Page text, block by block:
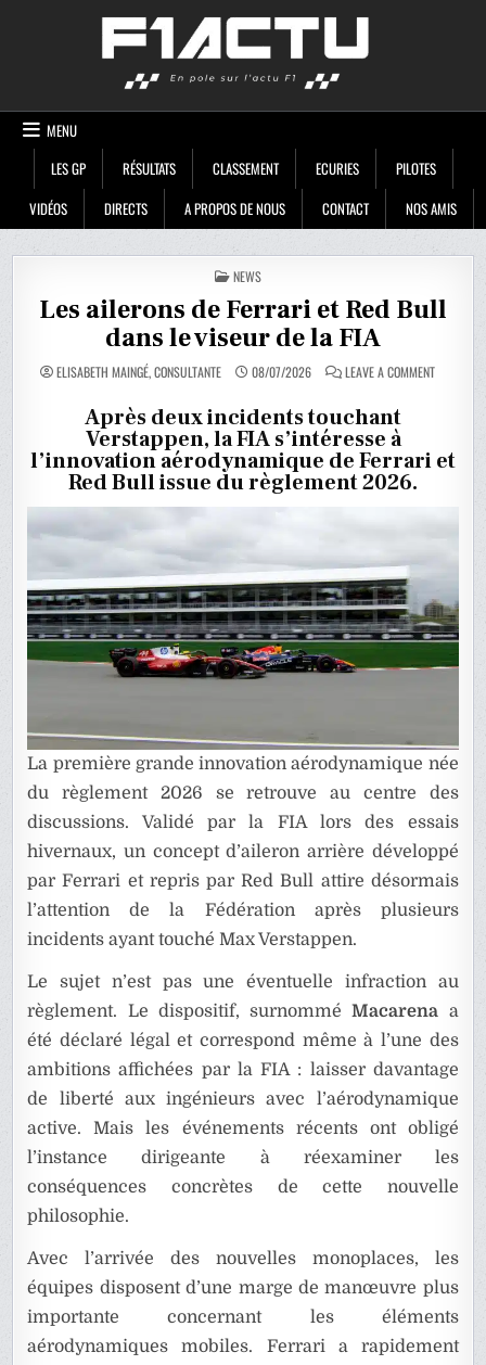
MENU
LES GP
RÉSULTATS CLASSEMENT ECURIES
PILOTES
VIDÉOS
DIRECTS A PROPOS DE NOUS CONTACT NOS AMIS
POSTED
IN
NEWS
Les ailerons de Ferrari et Red Bull
dans le viseur de la FIA
ELISABETH MAINGÉ, CONSULTANTE 08/07/2026 LEAVE A COMMENTON
RED
BULL
Après deux incidents touchant
Verstappen, la FIA s’intéresse à
l’innovation aérodynamique de Ferrari et
Red Bull issue du règlement 2026.
La première grande innovation aérodynamique née
du règlement 2026 se retrouve au centre des
discussions. Validé par la FIA lors des essais
hivernaux, un concept d’aileron arrière développé
par Ferrari et repris par Red Bull attire désormais
l’attention de la Fédération après plusieurs
incidents ayant touché Max Verstappen.
Le sujet n’est pas une éventuelle infraction au
règlement. Le dispositif, surnomméMacarena a
été déclaré légal et correspond même à l’une des
ambitions affichées par la FIA : laisser davantage
de liberté aux ingénieurs avec l’aérodynamique
active. Mais les événements récents ont obligé
l’instance dirigeante à réexaminer les
conséquences concrètes de cette nouvelle
philosophie.
Avec l’arrivée des nouvelles monoplaces, les
équipes disposent d’une marge de manœuvre plus
importante concernant les éléments
aérodynamiques mobiles. Ferrari a rapidement